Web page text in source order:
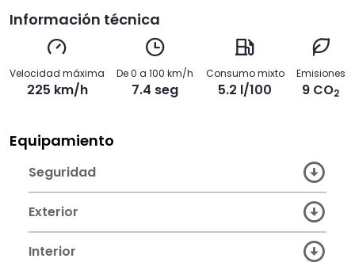
Información técnica
Velocidad máxima
225 km/h
De 0 a 100 km/h
7.4 seg
Consumo mixto
5.2 l/100
Emisiones
9 CO2
Equipamiento
Seguridad
Exterior
Interior